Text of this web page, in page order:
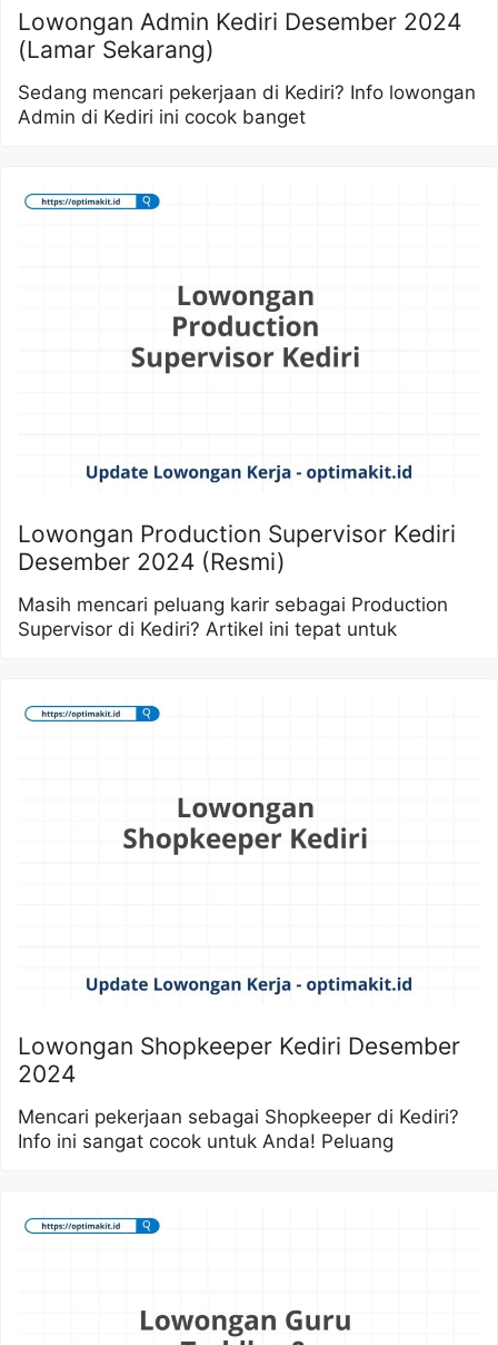
Lowongan Admin Kediri Desember 2024
(Lamar Sekarang)
Sedang mencari pekerjaan di Kediri? Info lowongan
Admin di Kediri ini cocok banget
Lowongan Production Supervisor Kediri
Desember 2024 (Resmi)
Masih mencari peluang karir sebagai Production
Supervisor di Kediri? Artikel ini tepat untuk
Lowongan Shopkeeper Kediri Desember
2024
Mencari pekerjaan sebagai Shopkeeper di Kediri?
Info ini sangat cocok untuk Anda! Peluang